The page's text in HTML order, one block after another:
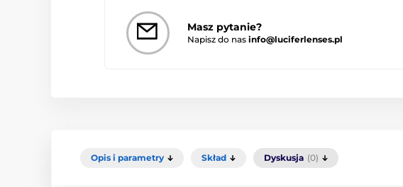
Masz pytanie?
Napisz do nas info@luciferlenses.pl
Opis i parametry Skład Dyskusja (0)